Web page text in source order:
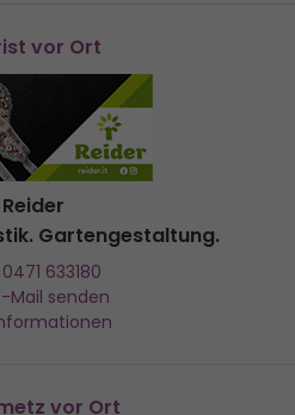
vor Ort
Reider
Gartengestaltung.
0471 633180
Mail senden
vor Ort